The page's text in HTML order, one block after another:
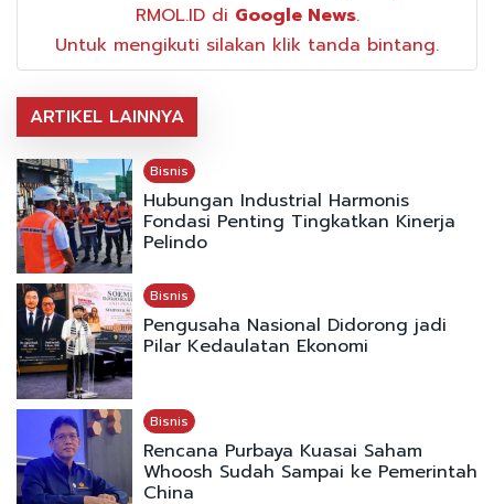
RMOL.ID di Google News.
Untuk mengikuti silakan klik tanda bintang.
ARTIKEL LAINNYA
Bisnis
Hubungan Industrial Harmonis
Fondasi Penting Tingkatkan Kinerja
Pelindo
Bisnis
Pengusaha Nasional Didorong jadi
Pilar Kedaulatan Ekonomi
Bisnis
Rencana Purbaya Kuasai Saham
Whoosh Sudah Sampai ke Pemerintah
China